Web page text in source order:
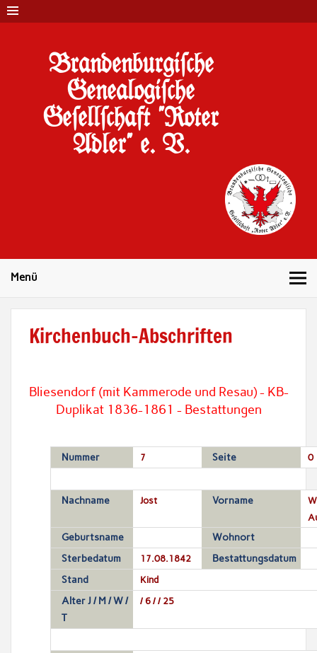
Brandenburgi#che
Genealogi#che
Ge#ell#chaft "Roter
Adler" e. V.
Menü
Kirchenbuch-Abschriften
Bliesendorf (mit Kammerode und Resau) - KB-
Duplikat 1836-1861 - Bestattungen
Nummer 7 Seite 0
Nachname Jost Vorname
Geburtsname
Wohnort
Sterbedatum
17.08.1842
Bestattungsdatum
Stand
Kind
Alter J / M / W /
T
/ 6 / / 25